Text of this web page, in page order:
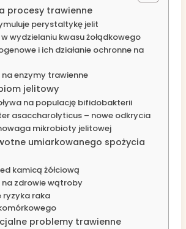
procesy trawienne
perystaltykę jelit
wydzielaniu kwasu żołądkowego
i ich działanie ochronne na
na enzymy trawienne
jelitowy
na populację bifidobakterii
asaccharolyticus – nowe odkrycia
mikrobioty jelitowej
umiarkowanego spożycia
kamicą żółciową
na zdrowie wątroby
ryzyka raka
problemy trawienne